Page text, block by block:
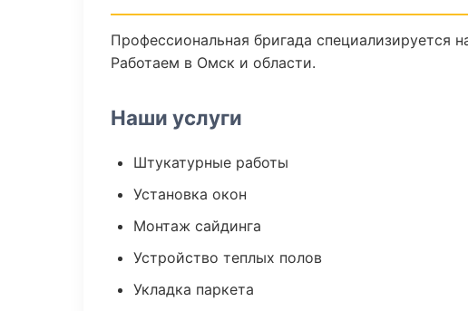
Профессиональная бригада специализируется
Работаем в Омск и области.
Наши услуги
Штукатурные работы
Установка окон
Монтаж сайдинга
Устройство теплых полов
Укладка паркета